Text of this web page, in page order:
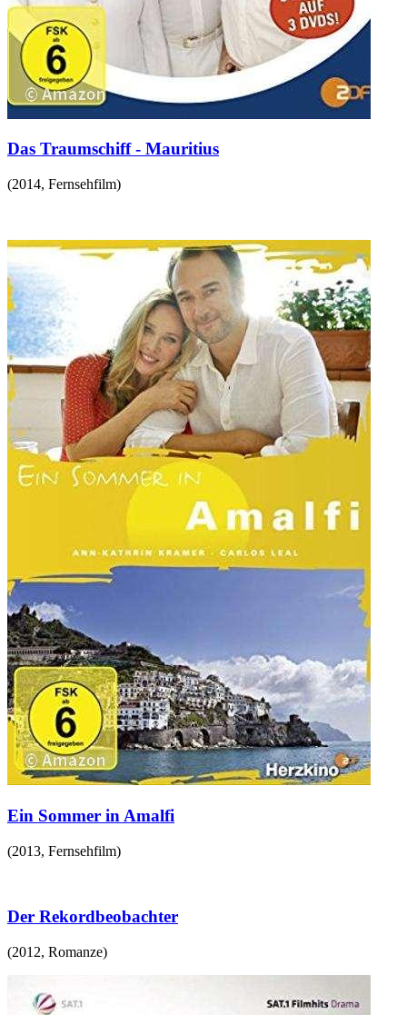
Das Traumschiff - Mauritius
(2014, Fernsehfilm)
Ein Sommer in Amalfi
(2013, Fernsehfilm)
Der Rekordbeobachter
(2012, Romanze)